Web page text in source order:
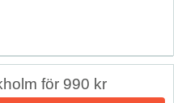
för 990 kr